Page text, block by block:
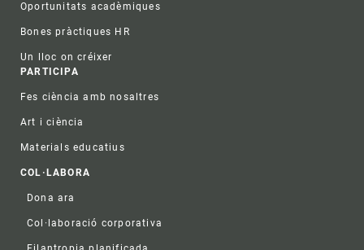
Oportunitats acadèmiques
Bones pràctiques HR
Un lloc on créixer
PARTICIPA
Fes ciència amb nosaltres
Art i ciència
Materials educatius
COL·LABORA
Dona ara
Col·laboració corporativa